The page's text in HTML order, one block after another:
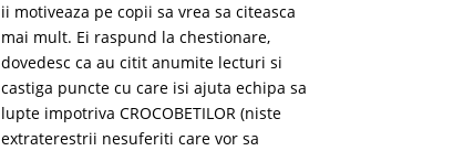
ii motiveaza pe copii sa vrea sa citeasca
mai mult. Ei raspund la chestionare,
dovedesc ca au citit anumite lecturi si
castiga puncte cu care isi ajuta echipa sa
lupte impotriva CROCOBETILOR (niste
extraterestrii nesuferiti care vor sa